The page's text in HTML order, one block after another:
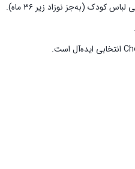
کودک (به‌جز نوزاد زیر ۳۶ ماه).